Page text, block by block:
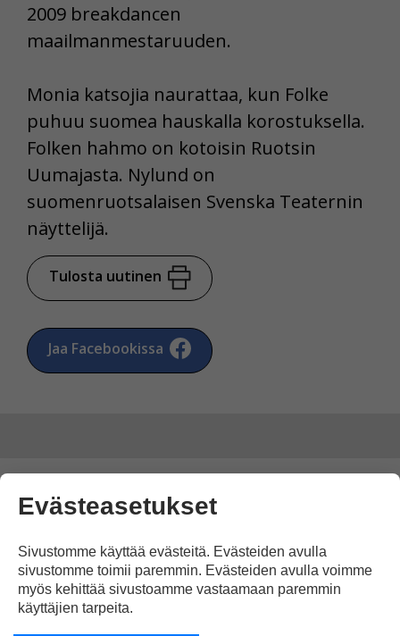
2009 breakdancen
maailmanmestaruuden.
Monia katsojia naurattaa, kun Folke
puhuu suomea hauskalla korostuksella.
Folken hahmo on kotoisin Ruotsin
Uumajasta. Nylund on
suomenruotsalaisen Svenska Teaternin
näyttelijä.
Tulosta uutinen
Jaa Facebookissa
Kommentoi
Voit kirjoittaa mielipiteesi
uutisesta
kommenttilaatikkoon.
Evästeasetukset
Sivustomme käyttää evästeitä. Evästeiden avulla
sivustomme toimii paremmin. Evästeiden avulla voimme
myös kehittää sivustoamme vastaamaan paremmin
käyttäjien tarpeita.